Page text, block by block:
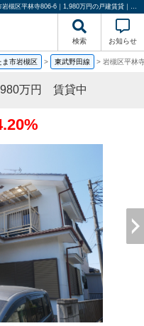
岩槻区平林寺戸建 1，980万円 賃貸中 埼玉県さいたま市岩槻区平林寺806-6｜1,980万円の戸建賃貸｜投資物件や収益物件｜株式会社エストハウジング
検索 お知らせ
ま市岩槻区 > 東武野田線 > 岩槻区平
万円 賃貸中